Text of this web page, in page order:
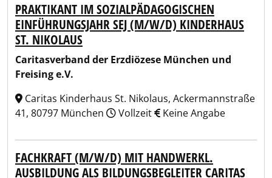
PRAKTIKANT IM SOZIALPÄDAGOGISCHEN
EINFÜHRUNGSJAHR SEJ (M/W/D) KINDERHAUS
ST. NIKOLAUS
Caritasverband der Erzdiözese München und
Freising e.V.
Caritas Kinderhaus St. Nikolaus, Ackermannstraße
41, 80797 München
Vollzeit Keine Angabe
FACHKRAFT (M/W/D) MIT HANDWERKL.
AUSBILDUNG ALS BILDUNGSBEGLEITER CARITAS